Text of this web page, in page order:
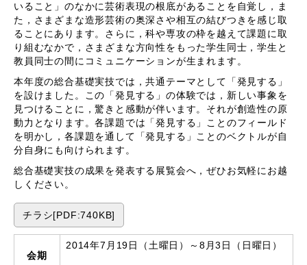
いること」のなかに芸術表現の根底があることを自覚し，ま
た，さまざまな造形芸術の奥深さや相互の結びつきを感じ取
ることにあります。さらに，科や専攻の枠を越えて課題に取
り組むなかで，さまざまな方向性をもった学生同士，学生と
教員同士の間にコミュニケーションが生まれます。
本年度の総合基礎実技では，共通テーマとして「発見する」
を設けました。この「発見する」の体験では，新しい事象を
見つけることに，驚きと感動が伴います。それが創造性の原
動力となります。各課題では「発見する」ことのフィールド
を明かし，各課題を通して「発見する」ことのベクトルが自
分自身にも向けられます。
総合基礎実技の成果を発表する展覧会へ，ぜひお気軽にお越
しください。
チラシ[PDF:740KB]
会期
2014年7月19日（土曜日）～8月3日（日曜日）